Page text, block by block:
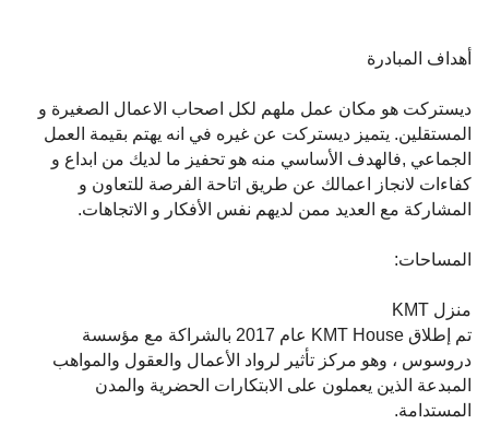
أهداف المبادرة
ديستركت هو مكان عمل ملهم لكل اصحاب الاعمال الصغيرة و
المستقلين. يتميز ديستركت عن غيره في انه يهتم بقيمة العمل
الجماعي ,فالهدف الأساسي منه هو تحفيز ما لديك من ابداع و
كفاءات لانجاز اعمالك عن طريق اتاحة الفرصة للتعاون و
المشاركة مع العديد ممن لديهم نفس الأفكار و الاتجاهات.
المساحات:
منزل KMT
تم إطلاق KMT House عام 2017 بالشراكة مع مؤسسة
دروسوس ، وهو مركز تأثير لرواد الأعمال والعقول والمواهب
المبدعة الذين يعملون على الابتكارات الحضرية والمدن
المستدامة.